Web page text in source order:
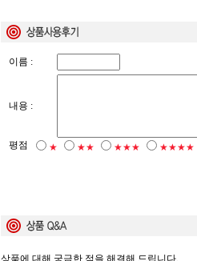
이름 :
내용 :
평점 ★ ★★ ★★★ ★★★★
상품에 대해 궁금한 점을 해결해 드립니다.